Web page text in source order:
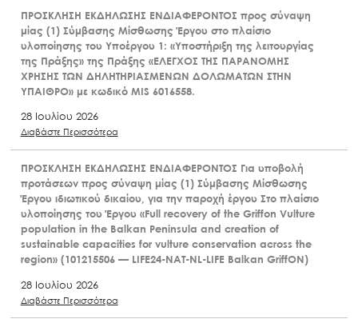
ΠΡΟΣΚΛΗΣΗ ΕΚΔΗΛΩΣΗΣ ΕΝΔΙΑΦΕΡΟΝΤΟΣ προς σύναψη
μίας (1) Σύμβασης Μίσθωσης Έργου στο πλαίσιο
υλοποίησης του Υποέργου 1: «Υποστήριξη της λειτουργίας
της Πράξης» της Πράξης «ΕΛΕΓΧΟΣ ΤΗΣ ΠΑΡΑΝΟΜΗΣ
ΧΡΗΣΗΣ ΤΩΝ ΔΗΛΗΤΗΡΙΑΣΜΕΝΩΝ ΔΟΛΩΜΑΤΩΝ ΣΤΗΝ
ΥΠΑΙΘΡΟ» με κωδικό MIS 6016558.
28 Ιουλίου 2026
Διαβάστε Περισσότερα
ΠΡΟΣΚΛΗΣΗ ΕΚΔΗΛΩΣΗΣ ΕΝΔΙΑΦΕΡΟΝΤΟΣ Για υποβολή
προτάσεων προς σύναψη μίας (1) Σύμβασης Μίσθωσης
Έργου ιδιωτικού δικαίου, για την παροχή έργου Στο πλαίσιο
υλοποίησης του Έργου «Full recovery of the Griffon Vulture
population in the Balkan Peninsula and creation of
sustainable capacities for vulture conservation across the
region» (101215506 — LIFE24-NAT-NL-LIFE Balkan GriffON)
28 Ιουλίου 2026
Διαβάστε Περισσότερα